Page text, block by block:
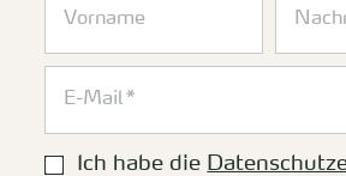
Ich habe die